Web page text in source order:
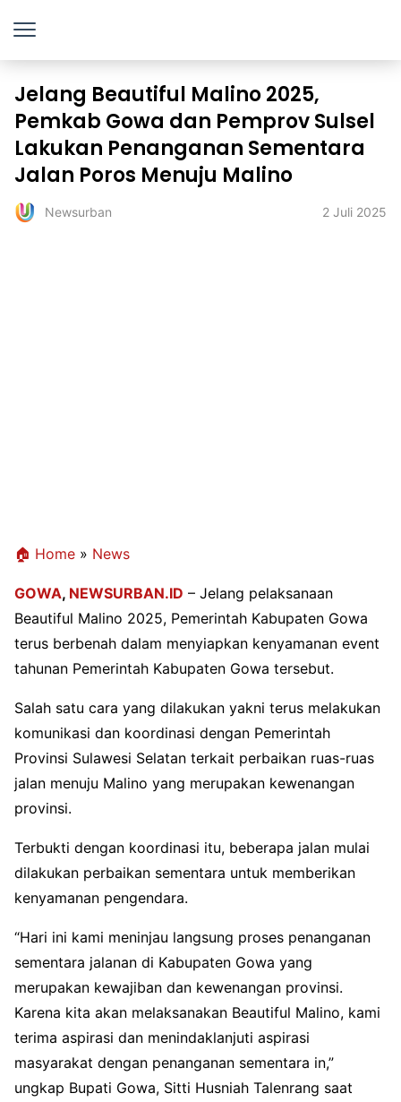
Jelang Beautiful Malino 2025,
Pemkab Gowa dan Pemprov Sulsel
Lakukan Penanganan Sementara
Jalan Poros Menuju Malino
Newsurban 2 Juli 2025
🏠 Home » News
GOWA, NEWSURBAN.ID – Jelang pelaksanaan
Beautiful Malino 2025, Pemerintah Kabupaten Gowa
terus berbenah dalam menyiapkan kenyamanan event
tahunan Pemerintah Kabupaten Gowa tersebut.
Salah satu cara yang dilakukan yakni terus melakukan
komunikasi dan koordinasi dengan Pemerintah
Provinsi Sulawesi Selatan terkait perbaikan ruas-ruas
jalan menuju Malino yang merupakan kewenangan
provinsi.
Terbukti dengan koordinasi itu, beberapa jalan mulai
dilakukan perbaikan sementara untuk memberikan
kenyamanan pengendara.
“Hari ini kami meninjau langsung proses penanganan
sementara jalanan di Kabupaten Gowa yang
merupakan kewajiban dan kewenangan provinsi.
Karena kita akan melaksanakan Beautiful Malino, kami
terima aspirasi dan menindaklanjuti aspirasi
masyarakat dengan penanganan sementara in,”
ungkap Bupati Gowa, Sitti Husniah Talenrang saat